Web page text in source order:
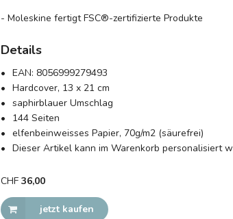
- Moleskine fertigt FSC®-zertifizierte Produkte
Details
EAN:8056999279493
Hardcover, 13 x 21 cm
saphirblauer Umschlag
144 Seiten
elfenbeinweisses Papier, 70g/m2 (säurefrei)
Dieser Artikel kann im Warenkorb personalisiert
CHF 36,00
jetzt kaufen